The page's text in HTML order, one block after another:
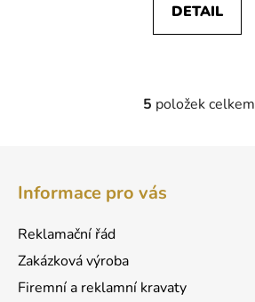
DETAIL
O
5 položek celkem
Informace pro vás
Reklamační řád
Zakázková výroba
Firemní a reklamní kravaty